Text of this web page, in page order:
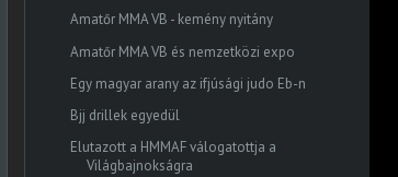
Amatőr MMA VB - kemény nyitány
Amatőr MMA VB és nemzetközi expo
Egy magyar arany az ifjúsági judo Eb-n
Bjj drillek egyedül
Elutazott a HMMAF válogatottja a
Világbajnokságra